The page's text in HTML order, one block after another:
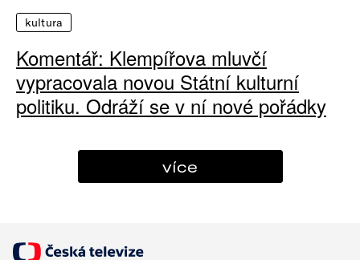
kultura
Komentář: Klempířova mluvčí
vypracovala novou Státní kulturní
politiku. Odráží se v ní nové pořádky
více